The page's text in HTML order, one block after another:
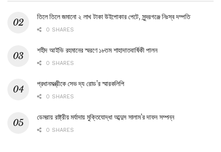
তিলে তিলে জমানো ২ লাখ টাকা উইপোকার পেটে, সুন্দরগঞ্জে নিঃস্ব দম্পতি
0 SHARES
শহীদ আইভি রহমানের স্মরণে ১৮তম শাহাদাতবার্ষিকী পালন
0 SHARES
প্রধানমন্ত্রীকে সেভ দ্য রোড’র স্মারকলিপি
0 SHARES
ডেমরায় রাষ্ট্রীয় মর্যাদায় মুক্তিযোদ্ধা আব্দুস সালাম’র দাফন সম্পন্ন
0 SHARES